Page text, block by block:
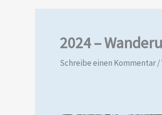
2024 –
Schreibe einen Kommentar/